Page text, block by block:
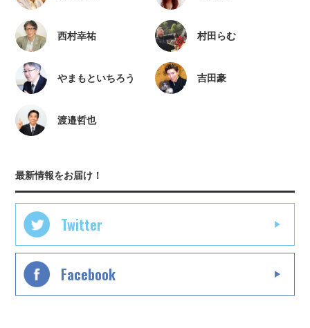
西村幸祐 村田らむ
やまもといちろう 吉田豪
渡邉哲也
最新情報をお届け！
Twitter
Facebook